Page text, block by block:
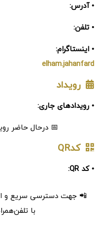
• آدرس:
• تلفن:
• اینستاگرام:
elham.jahanfard
رویداد
• رویدادهای جاری:
📅 درحال حاضر
کدQR
• کد QR:
📲 جهت دسترسی سریع و
با